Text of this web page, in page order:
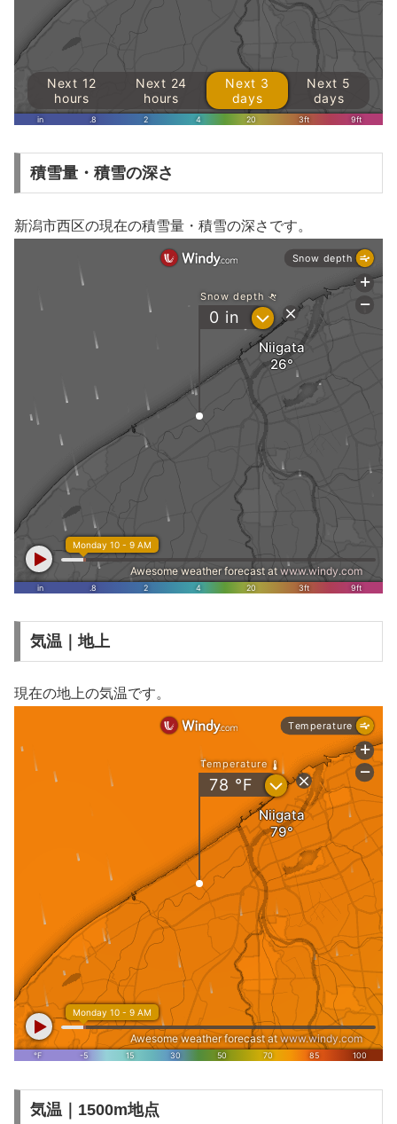
積雪量・積雪の深さ
新潟市西区の現在の積雪量・積雪の深さです。
気温｜地上
現在の地上の気温です。
気温｜1500m地点